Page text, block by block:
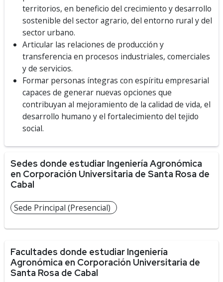
territorios, en beneficio del crecimiento y desarrollo
sostenible del sector agrario, del entorno rural y del
sector urbano.
Articular las relaciones de producción y
transferencia en procesos industriales, comerciales
y de servicios.
Formar personas íntegras con espíritu empresarial
capaces de generar nuevas opciones que
contribuyan al mejoramiento de la calidad de vida, el
desarrollo humano y el fortalecimiento del tejido
social.
Sedes donde estudiar Ingeniería Agronómica
en Corporación Universitaria de Santa Rosa de
Cabal
Sede Principal (Presencial)
Facultades donde estudiar Ingeniería
Agronómica en Corporación Universitaria de
Santa Rosa de Cabal